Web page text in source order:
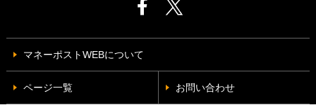
マネーポストWEBについて
ページ一覧 お問い合わせ